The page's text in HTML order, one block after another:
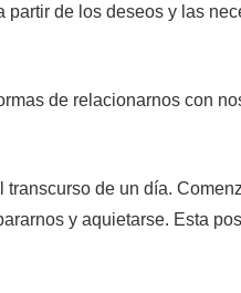
de los deseos y las
de relacionarnos con
de un día.
y aquietarse. Esta